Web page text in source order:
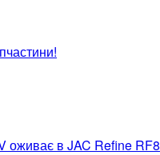
оживає в JAC Refine RF8